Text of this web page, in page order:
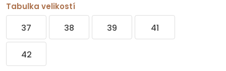
Tabulka velikostí
37 38 39 41
42